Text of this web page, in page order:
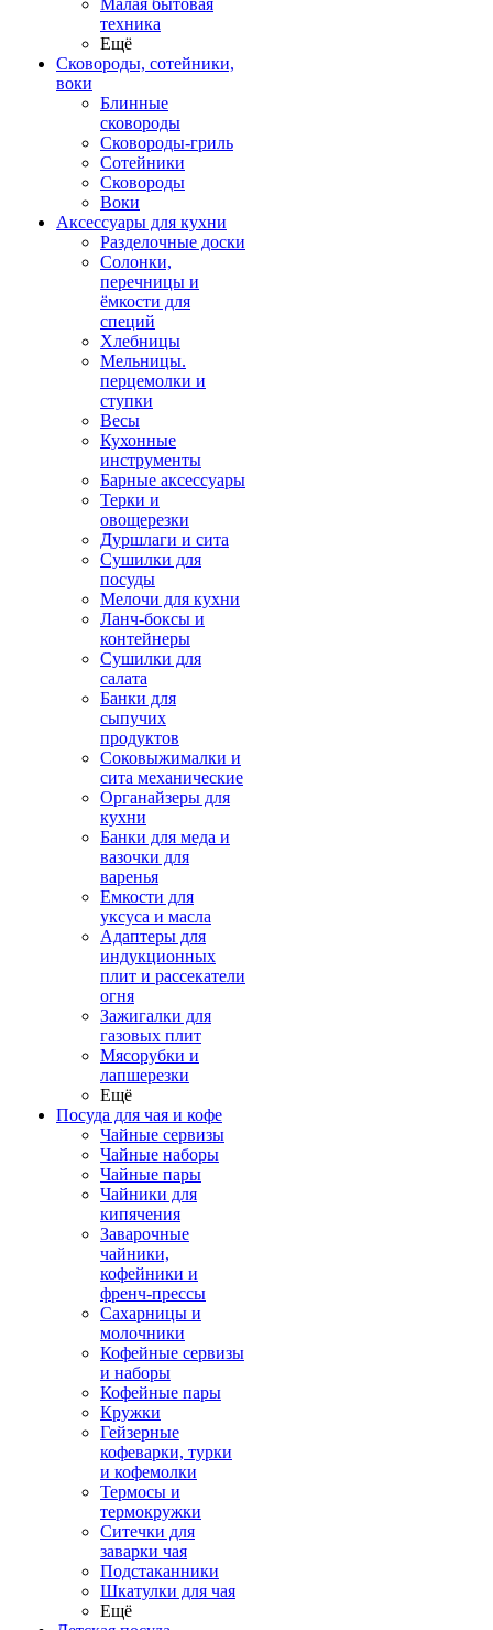
Малая бытовая
техника
Ещё
Сковороды, сотейники,
воки
Блинные
сковороды
Сковороды-гриль
Сотейники
Сковороды
Воки
Аксессуары для кухни
Разделочные доски
Солонки,
перечницы и
ёмкости для
специй
Хлебницы
Мельницы.
перцемолки и
ступки
Весы
Кухонные
инструменты
Барные аксессуары
Терки и
овощерезки
Дуршлаги и сита
Сушилки для
посуды
Мелочи для кухни
Ланч-боксы и
контейнеры
Сушилки для
салата
Банки для
сыпучих
продуктов
Соковыжималки и
сита механические
Органайзеры для
кухни
Банки для меда и
вазочки для
варенья
Емкости для
уксуса и масла
Адаптеры для
индукционных
плит и рассекатели
огня
Зажигалки для
газовых плит
Мясорубки и
лапшерезки
Ещё
Посуда для чая и кофе
Чайные сервизы
Чайные наборы
Чайные пары
Чайники для
кипячения
Заварочные
чайники,
кофейники и
френч-прессы
Сахарницы и
молочники
Кофейные сервизы
и наборы
Кофейные пары
Кружки
Гейзерные
кофеварки, турки
и кофемолки
Термосы и
термокружки
Ситечки для
заварки чая
Подстаканники
Шкатулки для чая
Ещё